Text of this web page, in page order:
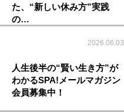
た、“新しい休み方”実践
の…
2026.06.03
人生後半の“賢い生き方”が
わかるSPA!メールマガジン
会員募集中！